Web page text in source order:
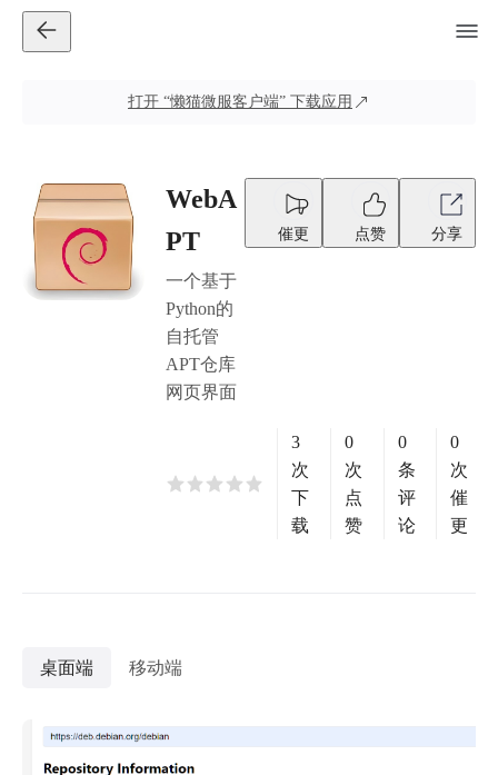
打开 “懒猫微服客户端” 下载应用
WebA
PT
一个基于
Python的
自托管
APT仓库
网页界面
催更 点赞 分享
3
次
下
载
0
次
点
赞
0
条
评
论
0
次
催
更
桌面端 移动端